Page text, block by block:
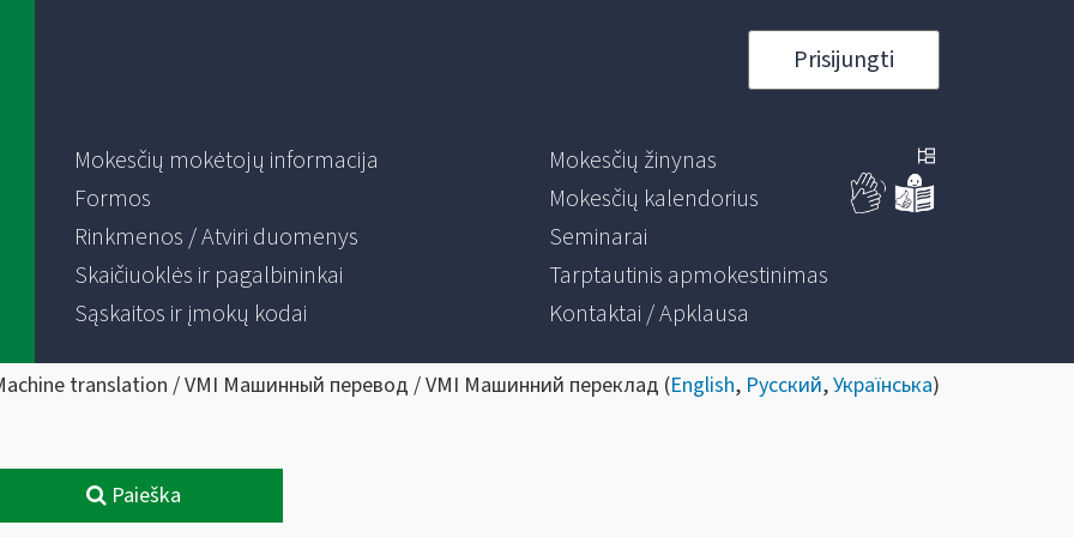
Prisijungti
Mokesčių mokėtojų informacija
Formos
Rinkmenos / Atviri duomenys
Skaičiuoklės ir pagalbininkai
Sąskaitos ir įmokų kodai
Mokesčių žinynas
Mokesčių kalendorius
Seminarai
Tarptautinis apmokestinimas
Kontaktai / Apklausa
translation / VMI Машинный перевод / VMI Машинний переклад (English, Русский,Українська)
Paieška